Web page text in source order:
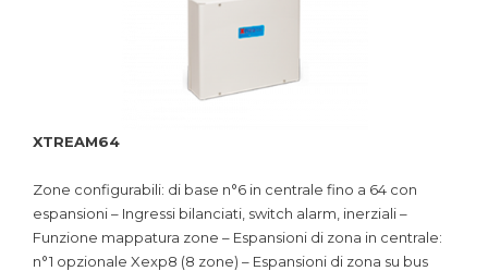
XTREAM64
Zone configurabili: di base n°6 in centrale fino a 64 con
espansioni – Ingressi bilanciati, switch alarm, inerziali –
Funzione mappatura zone – Espansioni di zona in centrale:
n°1 opzionale Xexp8 (8 zone) – Espansioni di zona su bus